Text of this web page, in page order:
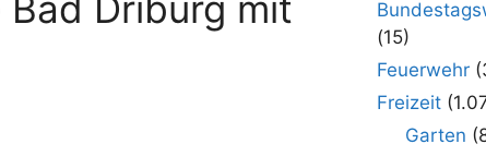
(15)
Feuerwehr
Freizeit
Garten